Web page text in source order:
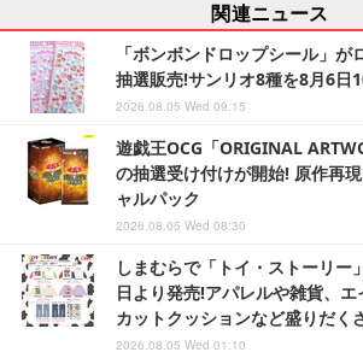
関連ニュース
「ボンボンドロップシール」
抽選販売!サンリオ8種を8月6日
2026.08.05 Wed 09:15
遊戯王OCG「ORIGINAL
の抽選受け付けが開始! 原作再
ャルパック
2026.08.05 Wed 08:30
しまむらで「トイ・ストーリー
日より発売!アパレルや雑貨、
カットクッションなど盛りだく
2026.08.05 Wed 01:10